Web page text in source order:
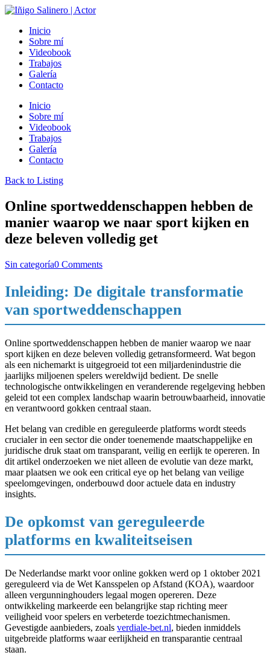
Inicio
Sobre mí
Videobook
Trabajos
Galería
Contacto
Inicio
Sobre mí
Videobook
Trabajos
Galería
Contacto
Back to Listing
Online sportweddenschappen hebben de
manier waarop we naar sport kijken en
deze beleven volledig get
Sin categoría0 Comments
Inleiding: De digitale transformatie
van sportweddenschappen
Online sportweddenschappen hebben de manier waarop we naar
sport kijken en deze beleven volledig getransformeerd. Wat begon
als een nichemarkt is uitgegroeid tot een miljardenindustrie die
jaarlijks miljoenen spelers wereldwijd bedient. De snelle
technologische ontwikkelingen en veranderende regelgeving hebben
geleid tot een complex landschap waarin betrouwbaarheid, innovatie
en verantwoord gokken centraal staan.
Het belang van credible en gereguleerde platforms wordt steeds
crucialer in een sector die onder toenemende maatschappelijke en
juridische druk staat om transparant, veilig en eerlijk te opereren. In
dit artikel onderzoeken we niet alleen de evolutie van deze markt,
maar plaatsen we ook een critical eye op het belang van veilige
speelomgevingen, onderbouwd door actuele data en industry
insights.
De opkomst van gereguleerde
platforms en kwaliteitseisen
De Nederlandse markt voor online gokken werd op 1 oktober 2021
gereguleerd via de Wet Kansspelen op Afstand (KOA), waardoor
alleen vergunninghouders legaal mogen opereren. Deze
ontwikkeling markeerde een belangrijke stap richting meer
veiligheid voor spelers en verbeterde toezichtmechanismen.
Gevestigde aanbieders, zoals verdiale-bet.nl, bieden inmiddels
uitgebreide platforms waar eerlijkheid en transparantie centraal
staan.